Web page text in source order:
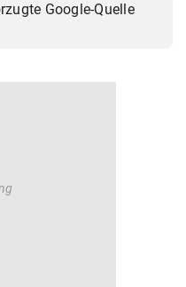
Google-Quelle